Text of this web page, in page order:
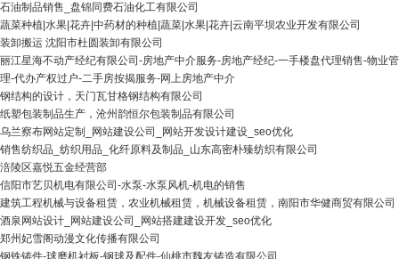
石油制品销售_盘锦同费石油化工有限公司
蔬菜种植|水果|花卉|中药材的种植|蔬菜|水果|花卉|云南平坝农业开发有限公司
装卸搬运 沈阳市杜圆装卸有限公司
丽江星海不动产经纪有限公司-房地产中介服务-房地产经纪-一手楼盘代理销售-物业管
理-代办产权过户-二手房按揭服务-网上房地产中介
钢结构的设计，天门瓦甘格钢结构有限公司
纸塑包装制品生产，沧州韵恒尔包装制品有限公司
乌兰察布网站定制_网站建设公司_网站开发设计建设_seo优化
销售纺织品_纺织用品_化纤原料及制品_山东高密朴臻纺织有限公司
涪陵区嘉悦五金经营部
信阳市艺贝机电有限公司-水泵-水泵风机-机电的销售
建筑工程机械与设备租赁，农业机械租赁，机械设备租赁，南阳市华健商贸有限公司
酒泉网站设计_网站建设公司_网站搭建建设开发_seo优化
郑州妃雪阁动漫文化传播有限公司
钢铁铸件-球磨机衬板-钢球及配件-仙桃市魏友铸造有限公司